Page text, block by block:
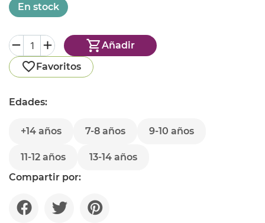
En stock
Añadir
Favoritos
Edades:
+14 años 7-8 años 9-10 años
11-12 años
13-14 años
Compartir por: